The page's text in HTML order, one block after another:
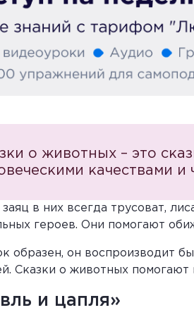
о животных – это
качествами и
в них всегда трусоват,
героев. Они помогают
образен, он воспроизводит
Сказки о животных
и цапля»